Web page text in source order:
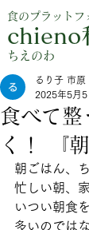
食のプラットフ
chieno
​ちえのわ
食べて整
く！ 『
るり子 市原
2025年5月5
朝ごはん、
忙しい朝、
いつい朝食
多いのでは